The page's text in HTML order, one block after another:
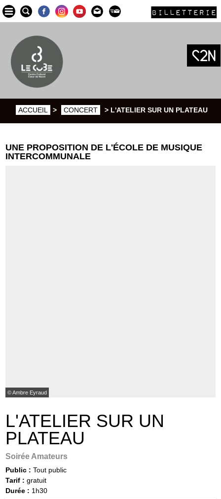
BILLETTERIE
ACCUEIL > CONCERT > L'ATELIER SUR UN PLATEAU
UNE PROPOSITION DE L'ÉCOLE DE MUSIQUE
INTERCOMMUNALE
© Ambre Eyraud
L'ATELIER SUR UN
PLATEAU
Soirée Amateurs
Public :Tout public
Tarif :gratuit
Durée : 1h30